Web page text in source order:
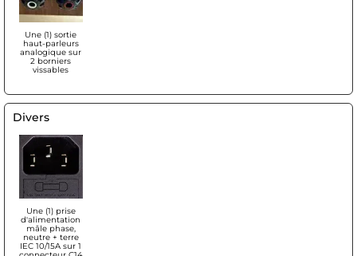
Une (1) sortie
haut-parleurs
analogique sur
2 borniers
vissables
Divers
Une (1) prise
d'alimentation
mâle phase,
neutre + terre
IEC 10/15A sur 1